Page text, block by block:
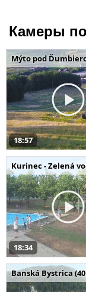
Камеры
Mýto pod
18:57
Kurinec - Zelená
18:34
Banská Bystrica